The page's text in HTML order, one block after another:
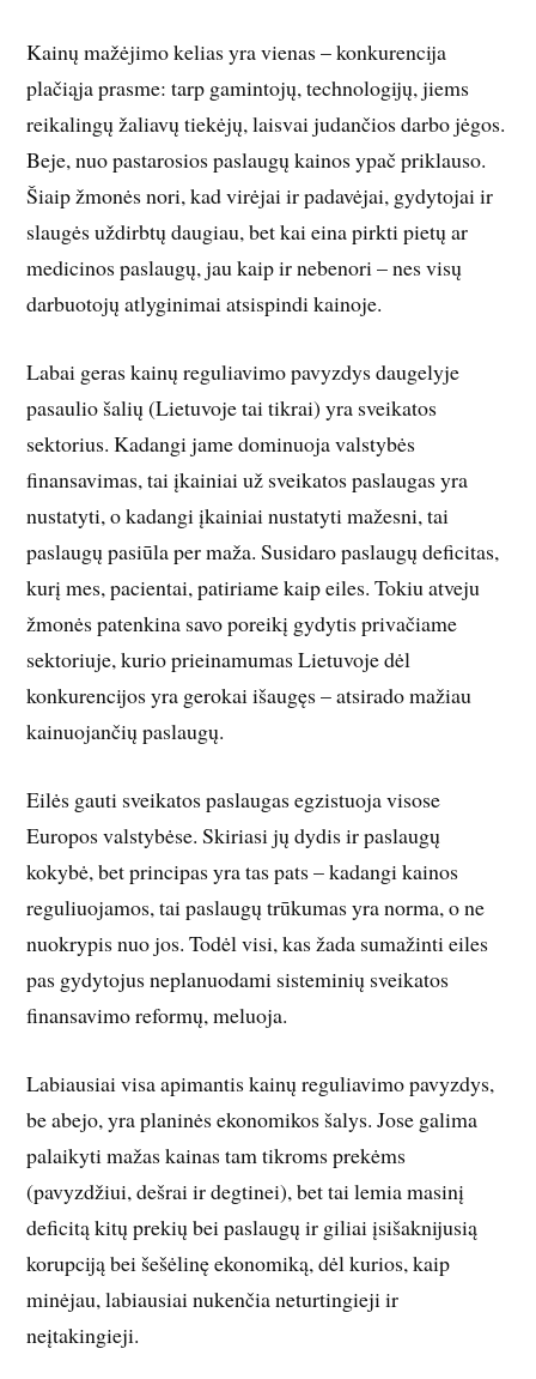
Kainų mažėjimo kelias yra vienas – konkurencija
plačiąja prasme: tarp gamintojų, technologijų, jiems
reikalingų žaliavų tiekėjų, laisvai judančios darbo jėgos.
Beje, nuo pastarosios paslaugų kainos ypač priklauso.
Šiaip žmonės nori, kad virėjai ir padavėjai, gydytojai ir
slaugės uždirbtų daugiau, bet kai eina pirkti pietų ar
medicinos paslaugų, jau kaip ir nebenori – nes visų
darbuotojų atlyginimai atsispindi kainoje.
Labai geras kainų reguliavimo pavyzdys daugelyje
pasaulio šalių (Lietuvoje tai tikrai) yra sveikatos
sektorius. Kadangi jame dominuoja valstybės
finansavimas, tai įkainiai už sveikatos paslaugas yra
nustatyti, o kadangi įkainiai nustatyti mažesni, tai
paslaugų pasiūla per maža. Susidaro paslaugų deficitas,
kurį mes, pacien­tai, patiriame kaip eiles. Tokiu atveju
žmonės patenkina savo poreikį gydytis privačiame
sektoriuje, kurio prieinamumas Lietuvoje dėl
konkurencijos yra gerokai išaugęs – atsirado mažiau
kainuojančių paslaugų.
Eilės gauti sveikatos paslaugas egzistuoja visose
Europos valstybėse. Skiriasi jų dydis ir paslaugų
kokybė, bet principas yra tas pats – kadangi kainos
reguliuojamos, tai paslaugų trūkumas yra norma, o ne
nuokrypis nuo jos. Todėl visi, kas žada sumažinti eiles
pas gydytojus neplanuodami sisteminių sveikatos
finansavimo reformų, meluoja.
Labiausiai visa apimantis kainų reguliavimo pavyzdys,
be abejo, yra planinės ekonomikos šalys. Jose galima
palaikyti mažas kainas tam tikroms prekėms
(pavyzdžiui, dešrai ir degtinei), bet tai lemia masinį
deficitą kitų prekių bei paslaugų ir giliai įsišaknijusią
korupciją bei šešėlinę ekonomiką, dėl kurios, kaip
minėjau, labiausiai nukenčia neturtingieji ir
neįtakingieji.